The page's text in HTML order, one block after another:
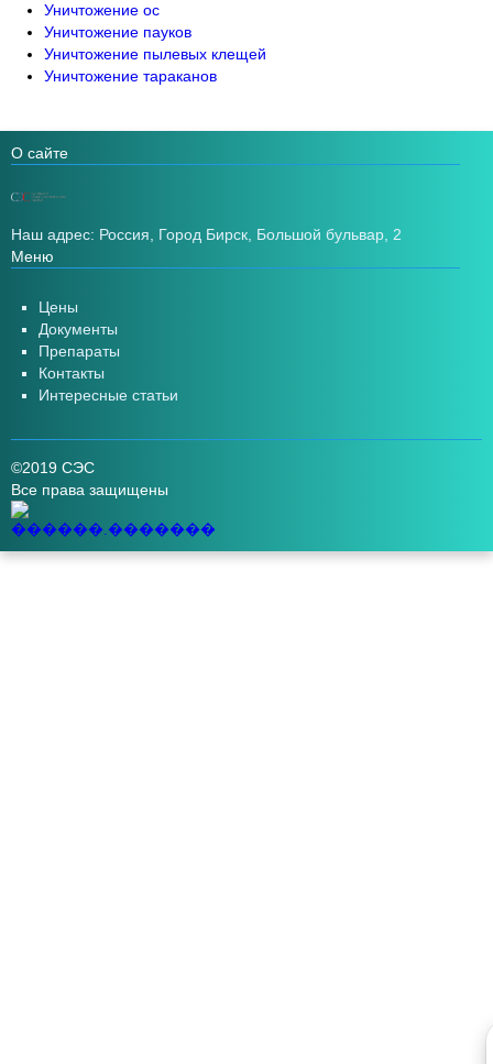
Уничтожение ос
Уничтожение пауков
Уничтожение пылевых клещей
Уничтожение тараканов
О сайте
Наш адрес: Россия, Город Бирск, Большой бульвар, 2
Меню
Цены
Документы
Препараты
Контакты
Интересные статьи
©2019 СЭС
Все права защищены